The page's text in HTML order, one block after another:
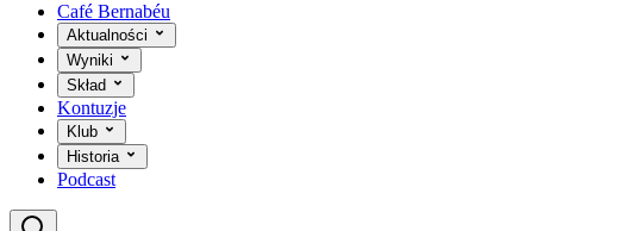
Café Bernabéu
Aktualności
Wyniki
Skład
Kontuzje
Klub
Historia
Podcast